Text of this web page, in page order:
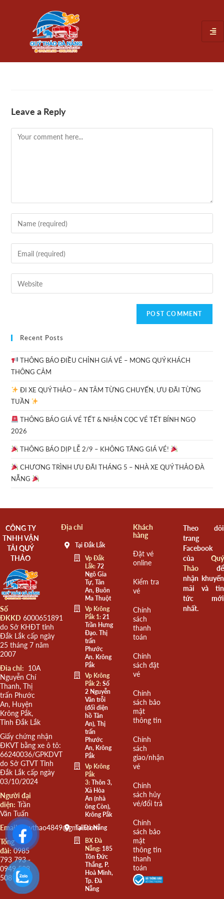
Leave a Reply
Recent Posts
THÔNG BÁO ĐIỀU CHỈNH GIÁ VÉ – MONG QUÝ KHÁCH
THÔNG CẢM
ĐI XE QUÝ THẢO – AN TÂM TỪNG CHUYẾN, ƯU ĐÃI TỪNG
TUẦN
THÔNG BÁO GIÁ VÉ TẾT & NHẬN CỌC VÉ TẾT BÍNH NGỌ
2026
THÔNG BÁO DỊP LỄ 2/9 – KHÔNG TĂNG GIÁ VÉ!
CHƯƠNG TRÌNH ƯU ĐÃI THÁNG 5 – NHÀ XE QUÝ THẢO ĐÀ
NẴNG
CÔNG TY
TNHH VẬN
TẢI QUÝ
THẢO
Số
ĐKKD 6000651891
do Sở KHĐT tỉnh
Đắk Lắk cấp ngày
25 tháng 7 năm
2007
Đia chỉ: 10A
Nguyễn Chí
Thanh, Thị
trấn Phước
An, Huyện
Krông Pắk,
Tỉnh Đắk Lắk
Giấy chứng nhận
ĐKVT bằng xe ô tô:
66240036/GPKDVT
do Sở GTVT Tỉnh
Đắk Lắk cấp ngày
03/10/2024
Người đại
diện: Trần
Văn Tuấn
Email: quythao4849@gmail.com
Tổng
đài:0985
793 793 -
0949 508
508
Địa chỉ
Tại Đắk Lắk
Vp Đắk
Lắk:72
Ngô Gia
Tự, Tân
An, Buôn
Ma Thuột
Vp Krông
Pắk 1:21
Trần Hưng
Đạo. Thị
trấn
Phước
An. Krông
Pắk
Vp Krông
Pắk 2:Số
2 Nguyễn
Văn trỗi
(đối diện
hồ Tân
An), Thị
trấn
Phước
An, Krông
Pắk
Vp Krông
Pắk
3:Thôn 3,
Xã Hòa
An (nhà
ông Còn),
Krông Pắk
Tại Đà Nẵng
BX Đà
Nẵng:185
Tôn Đức
Thắng, P.
Hoà Minh,
Tp. Đà
Nẵng
Khách
hàng
Đặt vé
online
Kiểm tra
vé
Chính
sách
thanh
toán
Chính
sách đặt
vé
Chính
sách bảo
mật
thông tin
Chính
sách
giao/nhận
vé
Chính
sách hủy
vé/đổi trả
Chính
sách bảo
mật
thông tin
thanh
toán
Theo dõi
trang
Facebook
của Quý
Thảođể
nhận khuyến
mãi và tin
tức mới
nhất.